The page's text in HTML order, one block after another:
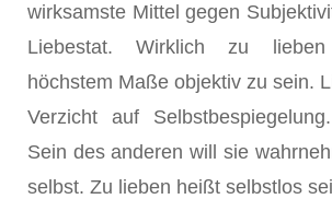
wirksamste Mittel gegen
Liebestat. Wirklich zu
höchstem Maße objektiv zu sein.
Verzicht auf
Sein des anderen will sie
selbst. Zu lieben heißt selbstlos